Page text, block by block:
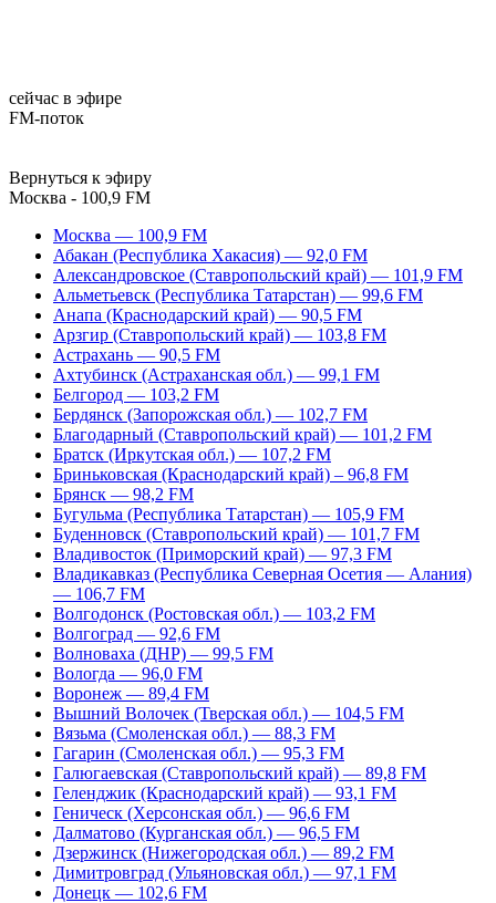
сейчас в эфире
FM-поток
Вернуться к эфиру
Москва - 100,9 FM
Москва — 100,9 FM
Абакан (Республика Хакасия) — 92,0 FM
Александровское (Ставропольский край) — 101,9 FM
Альметьевск (Республика Татарстан) — 99,6 FM
Анапа (Краснодарский край) — 90,5 FM
Арзгир (Ставропольский край) — 103,8 FM
Астрахань — 90,5 FM
Ахтубинск (Астраханская обл.) — 99,1 FM
Белгород — 103,2 FM
Бердянск (Запорожская обл.) — 102,7 FM
Благодарный (Ставропольский край) — 101,2 FM
Братск (Иркутская обл.) — 107,2 FM
Бриньковская (Краснодарский край) – 96,8 FM
Брянск — 98,2 FM
Бугульма (Республика Татарстан) — 105,9 FM
Буденновск (Ставропольский край) — 101,7 FM
Владивосток (Приморский край) — 97,3 FM
Владикавказ (Республика Северная Осетия — Алания)
— 106,7 FM
Волгодонск (Ростовская обл.) — 103,2 FM
Волгоград — 92,6 FM
Волноваха (ДНР) — 99,5 FM
Вологда — 96,0 FM
Воронеж — 89,4 FM
Вышний Волочек (Тверская обл.) — 104,5 FM
Вязьма (Смоленская обл.) — 88,3 FM
Гагарин (Смоленская обл.) — 95,3 FM
Галюгаевская (Ставропольский край) — 89,8 FM
Геленджик (Краснодарский край) — 93,1 FM
Геническ (Херсонская обл.) — 96,6 FM
Далматово (Курганская обл.) — 96,5 FM
Дзержинск (Нижегородская обл.) — 89,2 FM
Димитровград (Ульяновская обл.) — 97,1 FM
Донецк — 102,6 FM